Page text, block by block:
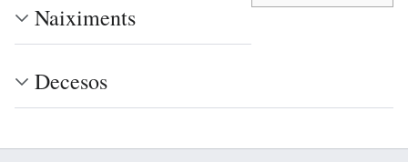
Naiximents
Decesos